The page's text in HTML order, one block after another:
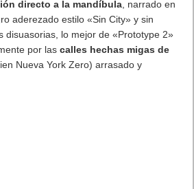
directo a la mandíbula, narrado en
aderezado estilo «Sin City» y sin
disuasorias, lo mejor de «Prototype 2»
por las calles hechas migas de
Nueva York Zero) arrasado y